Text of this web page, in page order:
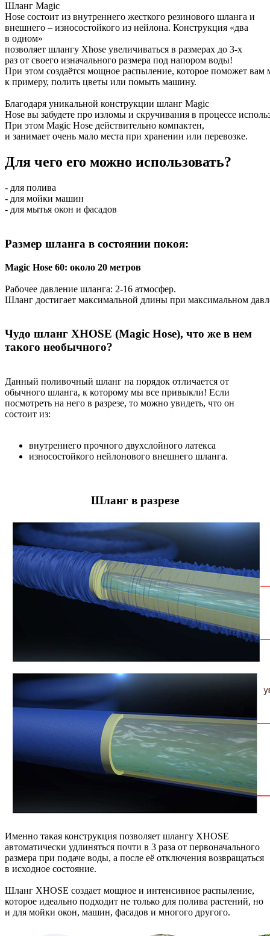
Шланг Magic
Hose состоит из внутреннего жесткого резинового шланга и
внешнего – износостойкого из нейлона. Конструкция «два
в одном»
позволяет шлангу Xhose увеличиваться в размерах до 3-х
раз от своего изначального размера под напором воды!
При этом создаётся мощное распыление, которое поможет вам
к примеру, полить цветы или помыть машину.
Благодаря уникальной конструкции шланг Magic
Hose вы забудете про изломы и скручивания в процессе
При этом Magic Hose действительно компактен,
и занимает очень мало места при хранении или перевозке.
Для чего его можно использовать?
- для полива
- для мойки машин
- для мытья окон и фасадов
Размер шланга в состоянии покоя:
Magic Hose 60: около 20 метров
Рабочее давление шланга: 2-16 атмосфер.
Шланг достигает максимальной длины при максимальном дав
Чудо шланг XHOSE (Magic Hose), что же в нем
такого необычного?
Данный поливочный шланг на порядок отличается от
обычного шланга, к которому мы все привыкли! Если
посмотреть на него в разрезе, то можно увидеть, что он
состоит из:
внутреннего прочного двухслойного латекса
износостойкого нейлонового внешнего шланга.
Шланг в разрезе
Именно такая конструкция позволяет шлангу XHOSE
автоматически удлиняться почти в 3 раза от первоначального
размера при подаче воды, а после её отключения возвращаться
в исходное состояние.
Шланг XHOSE создает мощное и интенсивное распыление,
которое идеально подходит не только для полива растений, но
и для мойки окон, машин, фасадов и многого другого.